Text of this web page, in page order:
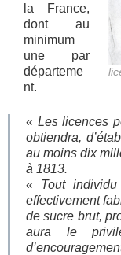
la France,
dont au
minimum
une par
départeme
nt.
« Les licences
obtiendra,
au moins dix
à 1813.
« Tout
effectivement
de sucre brut,
aura le